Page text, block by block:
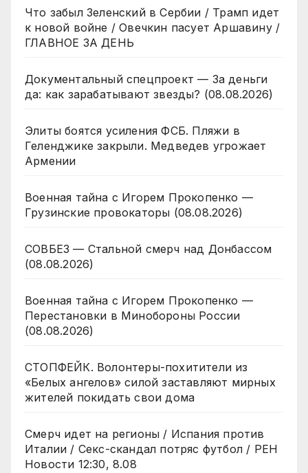
Что забыл Зеленский в Сербии / Трамп идет
к новой войне / Овечкин пасует Аршавину /
ГЛАВНОЕ ЗА ДЕНЬ
Документальный спецпроект — За деньги
да: как зарабатывают звезды? (08.08.2026)
Элиты боятся усиления ФСБ. Пляжи в
Геленджике закрыли. Медведев угрожает
Армении
Военная тайна с Игорем Прокопенко —
Грузинские провокаторы (08.08.2026)
СОВБЕЗ — Стальной смерч над Донбассом
(08.08.2026)
Военная тайна с Игорем Прокопенко —
Перестановки в Минобороны России
(08.08.2026)
СТОПФЕЙК. Волонтеры-похитители из
«Белых ангелов» силой заставляют мирных
жителей покидать свои дома
Смерч идет на регионы / Испания против
Италии / Секс-скандал потряс футбол / РЕН
Новости 12:30, 8.08